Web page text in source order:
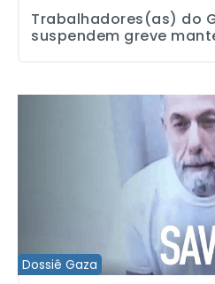
Trabalhadores(as) do
suspendem greve
Dossiê Gaza
Médico sequestrado em Gaza